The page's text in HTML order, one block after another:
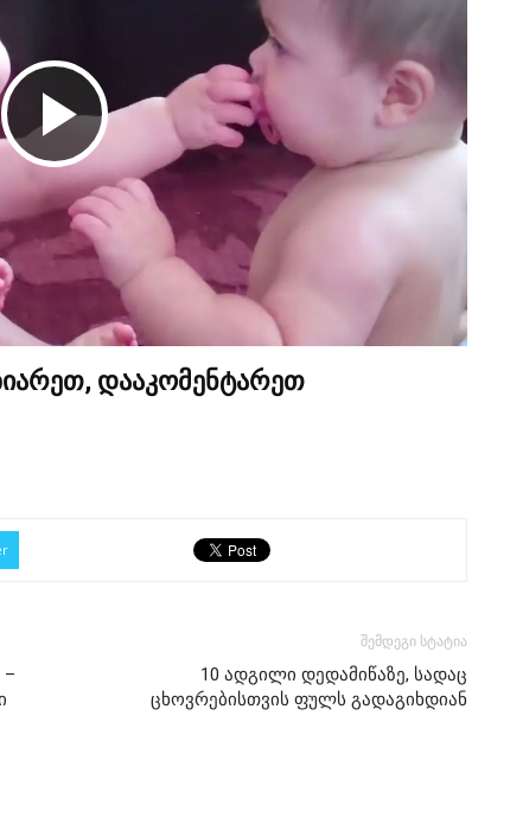
Play
Video
დააკომენტარეთ
შემდეგი სტატია
10 ადგილი დედამიწაზე, სადაც
ცხოვრებისთვის ფულს გადაგიხდიან